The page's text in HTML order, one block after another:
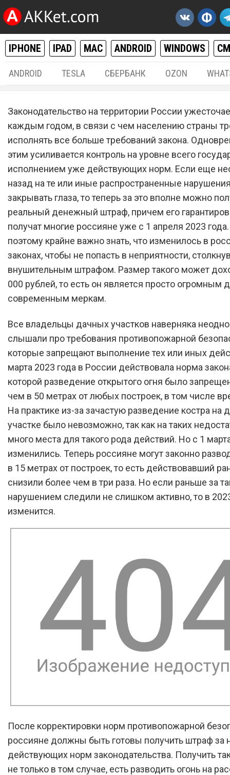
IPHONE IPAD MAC ANDROID WINDOWS
ANDROID TESLA СБЕРБАНК OZON
С 1 апреля. Владельцев
участков начнут массово
штрафовать на 15 000
Законодательство на территории России
каждым годом, в связи с чем населению страны
исполнять все больше требований закона.
этим усиливается контроль на уровне всего
исполнением уже действующих норм. Если еще
назад на те или иные распространенные
закрывать глаза, то теперь за это вполне можно
реальный денежный штраф, причем его
получат многие россияне уже с 1 апреля 2023
поэтому крайне важно знать, что изменилось в
законах, чтобы не попасть в неприятности,
внушительным штрафом. Размер такого может
000 рублей, то есть он является просто огромным
современным меркам.
Все владельцы дачных участков наверняка
слышали про требования противопожарной
которые запрещают выполнение тех или иных
марта 2023 года в России действовала норма
которой разведение открытого огня было
чем в 50 метрах от любых построек, в том числе
На практике из-за зачастую разведение костра на
участке было невозможно, так как на таких
много места для такого рода действий. Но с 1
изменились. Теперь россияне могут законно
в 15 метрах от построек, то есть действовавший
снизили более чем в три раза. Но если раньше за
нарушением следили не слишком активно, то в
изменится.
После корректировки норм противопожарной
россияне должны быть готовы получить штраф за
действующих норм законодательства. Получить
не только в том случае, есть разводить огонь на